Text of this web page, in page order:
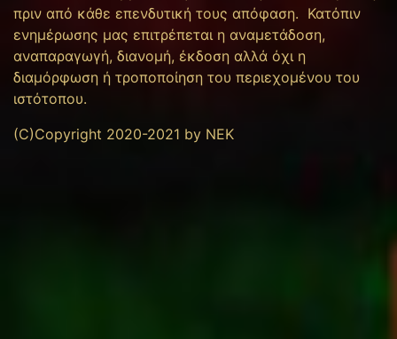
πριν από κάθε επενδυτική τους απόφαση. Κατόπιν
ενημέρωσης μας επιτρέπεται η αναμετάδοση,
αναπαραγωγή, διανομή, έκδοση αλλά όχι η
διαμόρφωση ή τροποποίηση του περιεχομένου του
ιστότοπου.
(C)Copyright 2020-2021 by NEK